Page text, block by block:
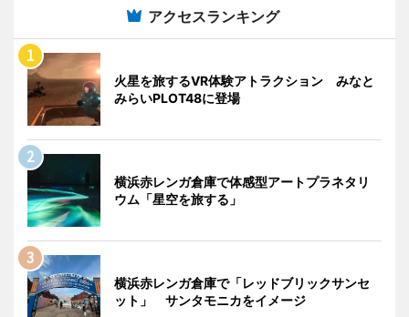
アクセスランキング
火星を旅するVR体験アトラクション みなと
みらいPLOT48に登場
横浜赤レンガ倉庫で体感型アートプラネタリ
ウム「星空を旅する」
横浜赤レンガ倉庫で「レッドブリックサンセ
ット」 サンタモニカをイメージ